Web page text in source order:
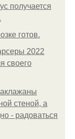
получается
готов.
2022
своего
стеной, а
- радоваться